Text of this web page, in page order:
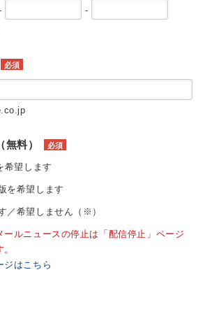
-
必須
無料） 必須
希望します
を希望します
／希望しません（※）
ールニュースの停止は「配信停止」ページ
はこちら